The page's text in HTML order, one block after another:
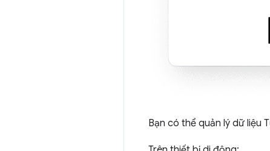
Bạn có thể quản lý dữ liệu